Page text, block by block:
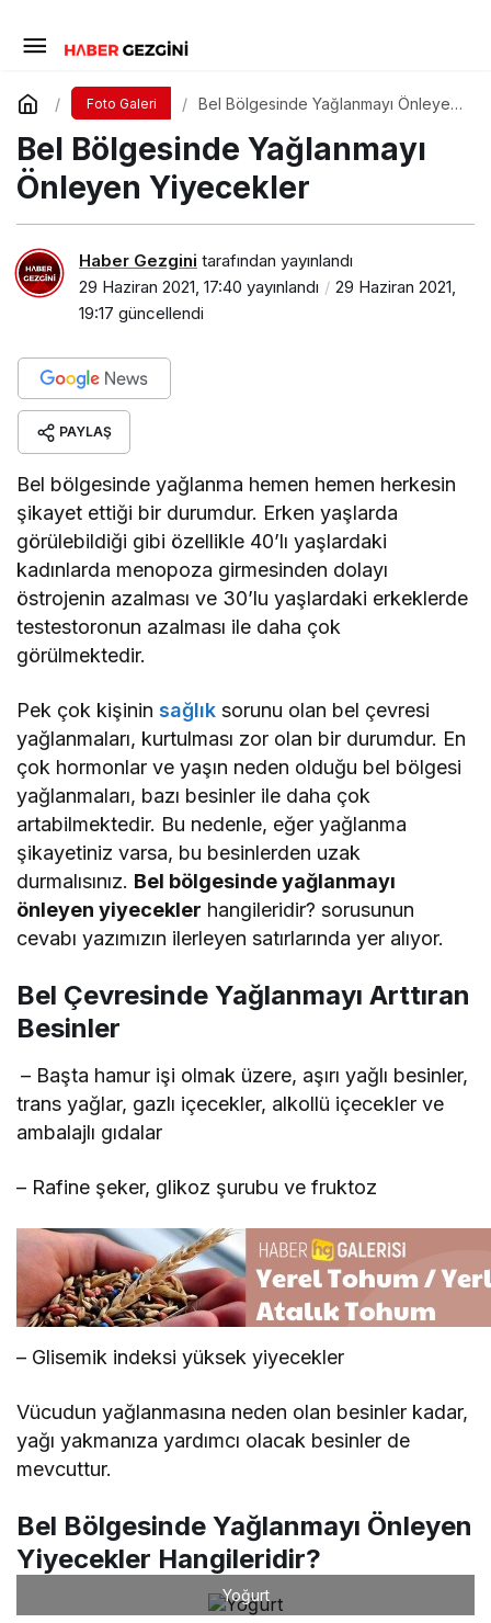
Foto Galeri
Bel Bölgesinde Yağlanmayı Önleyen
Bel Bölgesinde Yağlanmayı
Önleyen Yiyecekler
Haber Gezgini tarafından yayınlandı
29 Haziran 2021, 17:40 yayınlandı
29 Haziran 2021,
19:17 güncellendi
PAYLAŞ
Bel bölgesinde yağlanma hemen hemen herkesin
şikayet ettiği bir durumdur. Erken yaşlarda
görülebildiği gibi özellikle 40’lı yaşlardaki
kadınlarda menopoza girmesinden dolayı
östrojenin azalması ve 30’lu yaşlardaki erkeklerde
testestoronun azalması ile daha çok
görülmektedir.
Pek çok kişininsağlık sorunu olan bel çevresi
yağlanmaları, kurtulması zor olan bir durumdur. En
çok hormonlar ve yaşın neden olduğu bel bölgesi
yağlanmaları, bazı besinler ile daha çok
artabilmektedir. Bu nedenle, eğer yağlanma
şikayetiniz varsa, bu besinlerden uzak
durmalısınız. Bel bölgesinde yağlanmayı
önleyen yiyecekler hangileridir? sorusunun
cevabı yazımızın ilerleyen satırlarında yer alıyor.
Bel Çevresinde Yağlanmayı Arttıran
Besinler
– Başta hamur işi olmak üzere, aşırı yağlı besinler,
trans yağlar, gazlı içecekler, alkollü içecekler ve
ambalajlı gıdalar
– Rafine şeker, glikoz şurubu ve fruktoz
– Glisemik indeksi yüksek yiyecekler
Vücudun yağlanmasına neden olan besinler kadar,
yağı yakmanıza yardımcı olacak besinler de
mevcuttur.
Bel Bölgesinde Yağlanmayı Önleyen
Yiyecekler Hangileridir?
Yoğurt